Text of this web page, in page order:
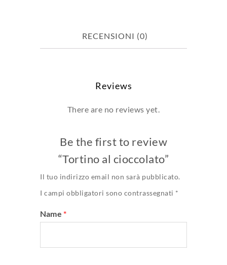
RECENSIONI (0)
Reviews
There are no reviews yet.
Be the first to review
“Tortino al cioccolato”
Il tuo indirizzo email non sarà pubblicato.
I campi obbligatori sono contrassegnati *
Name *